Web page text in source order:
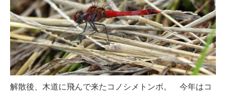
解散後、木道に飛んで来たコノシメトンボ。 今年はコ